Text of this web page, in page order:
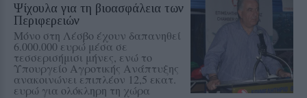
Ψίχουλα για τη βιοασφάλεια των
Περιφερειών
Μόνο στη Λέσβο έχουν δαπανηθεί
6.000.000 ευρώ μέσα σε
τεσσερισήμισι μήνες, ενώ το
Υπουργείο Αγροτικής Ανάπτυξης
ανακοινώνει επιπλέον 12,5 εκατ.
ευρώ για ολόκληρη τη χώρα